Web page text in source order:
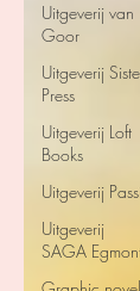
Uitgeverij van
Goor
Uitgeverij
Press
Uitgeverij Loft
Books
Uitgeverij
Uitgeverij
SAGA